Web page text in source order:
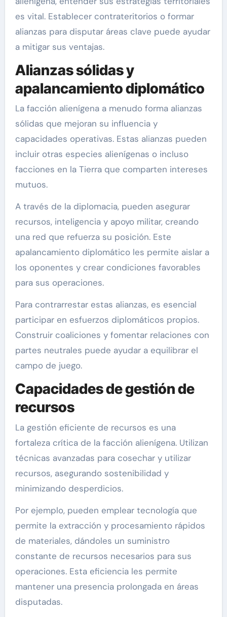
es vital. Establecer contrateritorios o formar
alianzas para disputar áreas clave puede ayudar
a mitigar sus ventajas.
Alianzas sólidas y
apalancamiento diplomático
La facción alienígena a menudo forma alianzas
sólidas que mejoran su influencia y
capacidades operativas. Estas alianzas pueden
incluir otras especies alienígenas o incluso
facciones en la Tierra que comparten intereses
mutuos.
A través de la diplomacia, pueden asegurar
recursos, inteligencia y apoyo militar, creando
una red que refuerza su posición. Este
apalancamiento diplomático les permite aislar a
los oponentes y crear condiciones favorables
para sus operaciones.
Para contrarrestar estas alianzas, es esencial
participar en esfuerzos diplomáticos propios.
Construir coaliciones y fomentar relaciones con
partes neutrales puede ayudar a equilibrar el
campo de juego.
Capacidades de gestión de
recursos
La gestión eficiente de recursos es una
fortaleza crítica de la facción alienígena. Utilizan
técnicas avanzadas para cosechar y utilizar
recursos, asegurando sostenibilidad y
minimizando desperdicios.
Por ejemplo, pueden emplear tecnología que
permite la extracción y procesamiento rápidos
de materiales, dándoles un suministro
constante de recursos necesarios para sus
operaciones. Esta eficiencia les permite
mantener una presencia prolongada en áreas
disputadas.